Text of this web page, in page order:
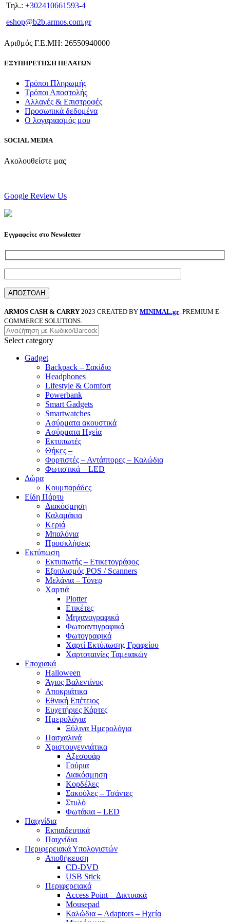
Τηλ.: +302410661593-4
eshop@b2b.armos.com.gr
Αριθμός Γ.Ε.ΜΗ: 26550940000
ΕΞΥΠΗΡΕΤΗΣΗ ΠΕΛΑΤΩΝ
Τρόποι Πληρωμής
Τρόποι Αποστολής
Αλλαγές & Επιστροφές
Προσωπικά δεδομένα
Ο λογαριασμός μου
SOCIAL MEDIA
Ακολουθείστε μας
Google Review Us
Εγγραφείτε στο Newsletter
ARMOS CASH & CARRY 2023 CREATED BY MINIMAL.gr . PREMIUM E-
COMMERCE SOLUTIONS.
Select category
Gadget
Backpack – Σακίδιο
Headphones
Lifestyle & Comfort
Powerbank
Smart Gadgets
Smartwatches
Ασύρματα ακουστικά
Ασύρματα Ηχεία
Εκτυπωτές
Θήκες –
Φορτιστές – Αντάπτορες – Καλώδια
Φωτιστικά – LED
Δώρα
Κουμπαράδες
Είδη Πάρτυ
Διακόσμηση
Καλαμάκια
Κεριά
Μπαλόνια
Προσκλήσεις
Εκτύπωση
Εκτυπωτής – Ετικετογράφος
Εξοπλισμός POS / Scanners
Μελάνια – Τόνερ
Χαρτιά
Plotter
Ετικέτες
Μηχανογραφικά
Φωτοαντιγραφικά
Φωτογραφικά
Χαρτί Εκτύπωσης Γραφείου
Χαρτοταινίες Ταμειακών
Εποχιακά
Halloween
Άγιος Βαλεντίνος
Αποκριάτικα
Εθνική Επέτειος
Ευχετήριες Κάρτες
Ημερολόγια
Ξύλινα Ημερολόγια
Πασχαλινά
Χριστουγεννιάτικα
Αξεσουάρ
Γούρια
Διακόσμηση
Κορδέλες
Σακούλες – Τσάντες
Στυλό
Φωτάκια – LED
Παιχνίδια
Εκπαιδευτικά
Παιχνίδια
Περιφερειακά Υπολογιστών
Αποθήκευση
CD-DVD
USB Stick
Περιφερειακά
Access Point – Δικτυακά
Mousepad
Καλώδια – Adaptors – Ηχεία